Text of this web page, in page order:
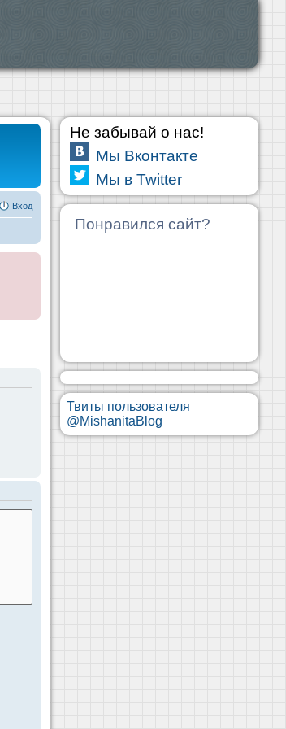
Вход
Не забывай о нас!
Мы Вконтакте
Мы в Twitter
Понравился сайт?
Твиты пользователя
@MishanitaBlog